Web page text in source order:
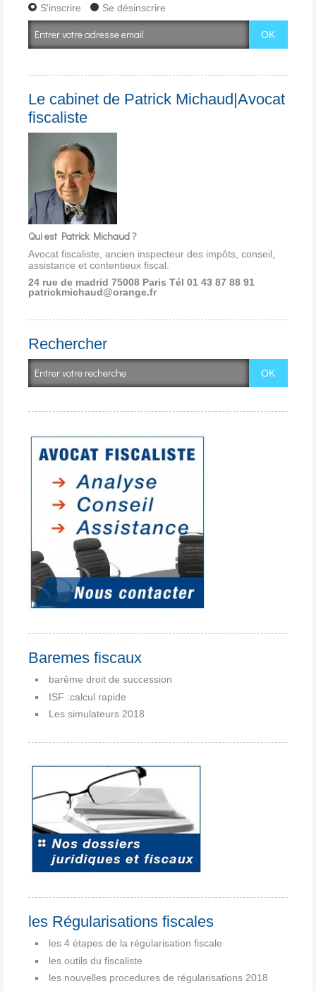
S'inscrire Se désinscrire
Le cabinet de Patrick Michaud|Avocat
fiscaliste
Qui est Patrick Michaud ?
Avocat fiscaliste, ancien inspecteur des impôts, conseil,
assistance et contentieux fiscal.
24 rue de madrid 75008 Paris Tél 01 43 87 88 91
patrickmichaud@orange.fr
Rechercher
Baremes fiscaux
barême droit de succession
ISF :calcul rapide
Les simulateurs 2018
les Régularisations fiscales
les 4 étapes de la régularisation fiscale
les outils du fiscaliste
les nouvelles procedures de régularisations 2018